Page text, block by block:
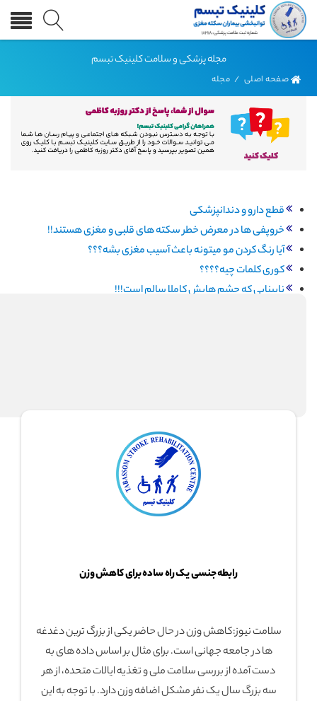
مجله پزشکی و سلامت کلینیک تبسم
صفحه اصلی / مجله
قطع دارو و دندانپزشکی
خروپفی ها در معرض خطر سکته های قلبی و مغزی هستند!!
آیا رنگ کردن مو میتونه باعث آسیب مغزی بشه؟؟؟
کوری کلمات چیه؟؟؟؟
نابینایی که چشم هایش کاملا سالم است!!!
رابطه جنسی یک راه ساده برای کاهش وزن
سلامت نیوز:کاهش وزن در حال حاضر یکی از بزرگ ترین دغدغه
ها در جامعه جهانی است. برای مثال بر اساس داده های به
دست آمده از بررسی سلامت ملی و تغذیه ایالات متحده، از هر
سه بزرگ سال یک نفر مشکل اضافه وزن دارد. با توجه به این